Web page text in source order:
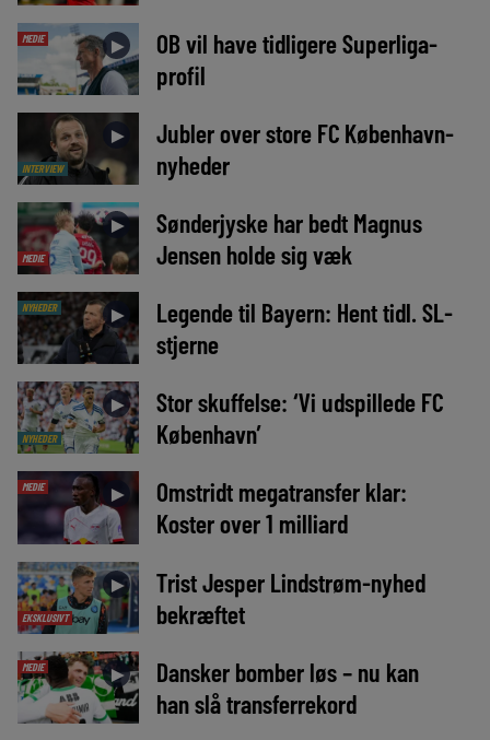
MEDIE ►
OB vil have tidligere Superliga-
profil
INTERVIEW
►
Jubler over store FC København-
nyheder
MEDIE
►
Sønderjyske har bedt Magnus
Jensen holde sig væk
NYHEDER ►
Legende til Bayern: Hent tidl. SL-
stjerne
NYHEDER
►
Stor skuffelse: ‘Vi udspillede FC
København’
MEDIE ►
Omstridt megatransfer klar:
Koster over 1 milliard
EKSKLUSIVT
►
Trist Jesper Lindstrøm-nyhed
bekræftet
MEDIE ►
Dansker bomber løs – nu kan
han slå transferrekord